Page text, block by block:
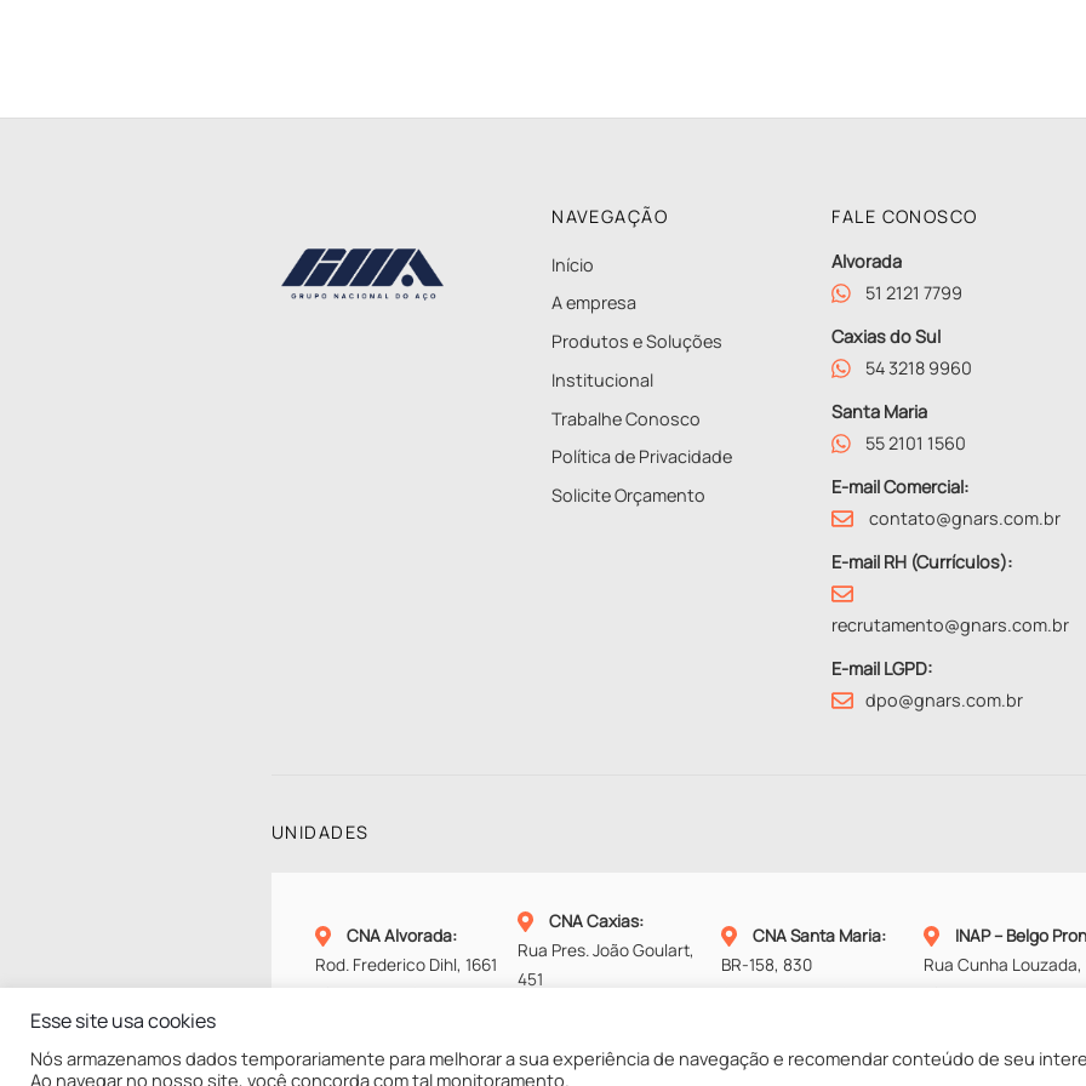
NAVEGAÇÃO
Início
A empresa
Produtos e Soluções
Institucional
Trabalhe Conosco
Política de Privacidade
Solicite Orçamento
FALE CONOSCO
Alvorada
51 2121 7799
Caxias do Sul
54 3218 9960
Santa Maria
55 2101 1560
E-mail Comercial:
contato@gnars.com.br
E-mail RH (Currículos):
recrutamento@gnars.com.br
E-mail LGPD:
dpo@gnars.com.br
UNIDADES
CNA Alvorada:
Rod. Frederico Dihl, 1661
CNA Caxias:
Rua Pres. João Goulart,
451
CNA Santa Maria:
BR-158, 830
INAP – Belgo
Rua Cunha Louzada,
Esse site usa cookies
Nós armazenamos dados temporariamente para melhorar a sua experiência de navegação e recomendar conteúdo de seu
Ao navegar no nosso site, você concorda com tal monitoramento.